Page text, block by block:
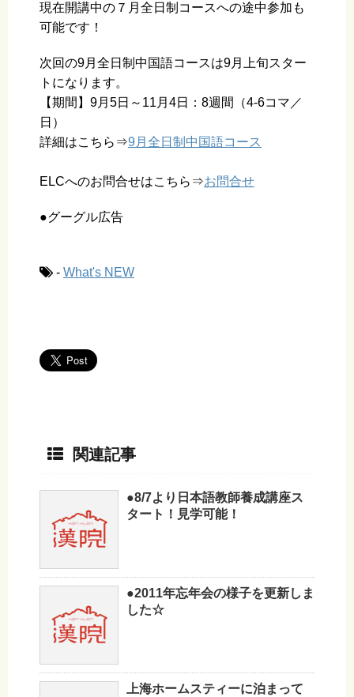
現在開講中の７月全日制コースへの途中参加も
可能です！
次回の9月全日制中国語コースは9月上旬スター
トになります。
【期間】9月5日～11月4日：8週間（4-6コマ／
日）
詳細はこちら⇒9月全日制中国語コース
ELCへのお問合せはこちら⇒お問合せ
●グーグル広告
- What's NEW
関連記事
●8/7より日本語教師養成講座ス
タート！見学可能！
●2011年忘年会の様子を更新しま
した☆
上海ホームスティーに泊まって